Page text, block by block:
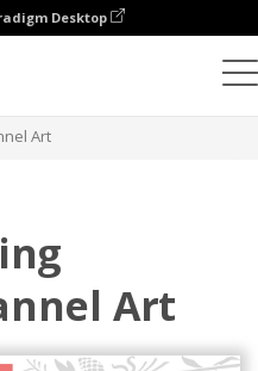
Desktop
Art
Art